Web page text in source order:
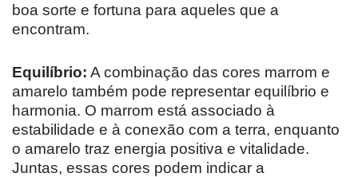
boa sorte e fortuna para aqueles que a
encontram.
Equilíbrio: A combinação das cores marrom e
amarelo também pode representar equilíbrio e
harmonia. O marrom está associado à
estabilidade e à conexão com a terra, enquanto
o amarelo traz energia positiva e vitalidade.
Juntas, essas cores podem indicar a